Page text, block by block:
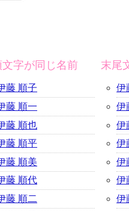
文字が同じ名前
藤 順子
藤 順一
藤 順也
藤 順平
藤 順美
藤 順代
藤 順二
末尾
伊
伊
伊
伊
伊
伊
伊